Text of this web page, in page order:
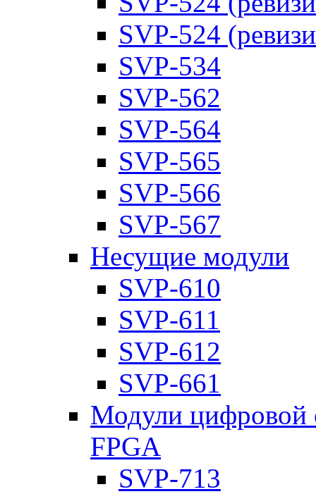
SVP-524
SVP-534
SVP-562
SVP-564
SVP-565
SVP-566
SVP-567
Несущие модули
SVP-610
SVP-611
SVP-612
SVP-661
Модули цифровой
FPGA
SVP-713